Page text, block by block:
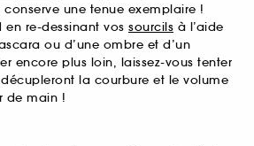
une tenue exemplaire !
en re-dessinant vos sourcils à l’aide
ou d’une ombre et d’un
encore plus loin, laissez-vous tenter
la courbure et le volume
de main !